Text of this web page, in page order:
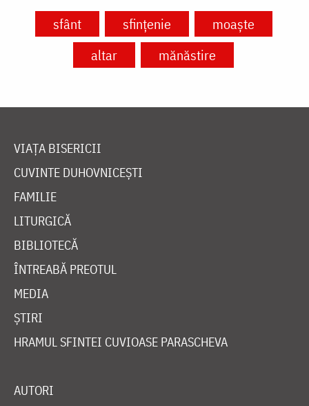
sfânt sfințenie
moaște
altar
mănăstire
VIAȚA BISERICII
CUVINTE DUHOVNICEȘTI
FAMILIE
LITURGICĂ
BIBLIOTECĂ
ÎNTREABĂ PREOTUL
MEDIA
ȘTIRI
HRAMUL SFINTEI CUVIOASE PARASCHEVA
AUTORI